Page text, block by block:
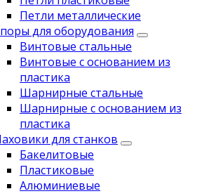
Петли металлические
для оборудования
Винтовые стальные
Винтовые с основанием из
пластика
Шарнирные стальные
Шарнирные с основанием из
пластика
для станков
Бакелитовые
Пластиковые
Алюминиевые